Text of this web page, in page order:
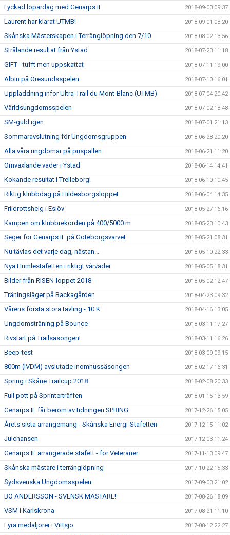
Lyckad löpardag med Genarps IF 2018-09-03 09:37
Laurent har klarat UTMB! 2018-09-01 08:20
Skånska Mästerskapen i Terränglöpning den 7/10 2018-08-02 13:56
Strålande resultat från Ystad 2018-07-23 11:18
GIFT - tufft men uppskattat 2018-07-11 19:00
Albin på Öresundsspelen 2018-07-10 16:01
Uppladdning inför Ultra-Trail du Mont-Blanc (UTMB) 2018-07-04 20:42
Världsungdomsspelen 2018-07-02 18:48
SM-guld igen 2018-07-01 21:13
Sommaravslutning för Ungdomsgruppen 2018-06-28 20:20
Alla våra ungdomar på prispallen 2018-06-21 11:20
Omväxlande väder i Ystad 2018-06-14 14:41
Kokande resultat i Trelleborg! 2018-06-10 10:45
Riktig klubbdag på Hildesborgsloppet 2018-06-04 14:35
Friidrottshelg i Eslöv 2018-05-27 16:16
Kampen om klubbrekorden på 400/5000 m 2018-05-23 10:43
Seger för Genarps IF på Göteborgsvarvet 2018-05-21 08:31
Nu tävlas det varje dag, nästan... 2018-05-10 22:33
Nya Humlestafetten i riktigt vårväder 2018-05-05 18:31
Bilder från RISEN-loppet 2018 2018-05-02 12:47
Träningsläger på Backagården 2018-04-23 09:32
Vårens första stora tävling - 10 K 2018-04-16 13:05
Ungdomsträning på Bounce 2018-03-11 17:27
Rivstart på Trailsäsongen! 2018-03-11 16:26
Beep-test 2018-03-09 09:15
800m (IVDM) avslutade inomhussäsongen 2018-02-17 16:31
Spring i Skåne Trailcup 2018 2018-02-08 20:33
Full pott på Sprinterträffen 2018-01-15 13:59
Genarps IF får beröm av tidningen SPRING 2017-12-26 15:05
Årets sista arrangemang - Skånska Energi-Stafetten 2017-12-15 11:02
Julchansen 2017-12-03 11:24
Genarps IF arrangerade stafett - för Veteraner 2017-11-13 09:47
Skånska mästare i terränglöpning 2017-10-22 15:33
Sydsvenska Ungdomsspelen 2017-09-03 21:02
BO ANDERSSON - SVENSK MÄSTARE! 2017-08-26 18:09
VSM i Karlskrona 2017-08-21 11:10
Fyra medaljörer i Vittsjö 2017-08-12 22:27